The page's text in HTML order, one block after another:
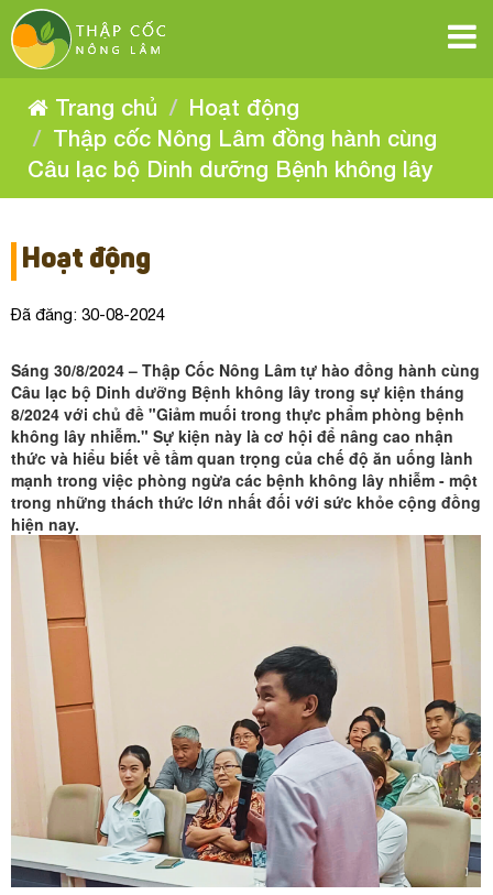
Thập
cốc
Nông
Lâm
đồng
hành
cùng
Câu
lạc
bộ
Dinh
dưỡng
Bệnh
không
lây
Thập
cốc
Nông
Lâm
đồng
hành
cùng
Câu
lạc
Dinh
dưỡng
Bệnh
không
lây
Thập
cốc
Nông
Lâm
đồng
hành
cùng
lạc
bộ
Dinh
dưỡng
Bệnh
không
lây
Thập
cốc
Nông
Lâm
đồng
hành
cùng
Câu
bộ
dưỡng
Bệnh
không
lây
Thập
cốc
Nông
Lâm
đồng
cùng
Dinh
lây
Thập
cốc
Nông
Lâm
đồng
dưỡng
Bệnh
Trang chủ
Hoạt động
Thập cốc Nông Lâm đồng hành cùng
Câu lạc bộ Dinh dưỡng Bệnh không lây
Hoạt động
Đã đăng: 30-08-2024
Sáng 30/8/2024 – Thập Cốc Nông Lâm tự hào đồng hành cùng
Câu lạc bộ Dinh dưỡng Bệnh không lây trong sự kiện tháng
8/2024 với chủ đề "Giảm muối trong thực phẩm phòng bệnh
không lây nhiễm." Sự kiện này là cơ hội để nâng cao nhận
thức và hiểu biết về tầm quan trọng của chế độ ăn uống lành
mạnh trong việc phòng ngừa các bệnh không lây nhiễm - một
trong những thách thức lớn nhất đối với sức khỏe cộng đồng
hiện nay.